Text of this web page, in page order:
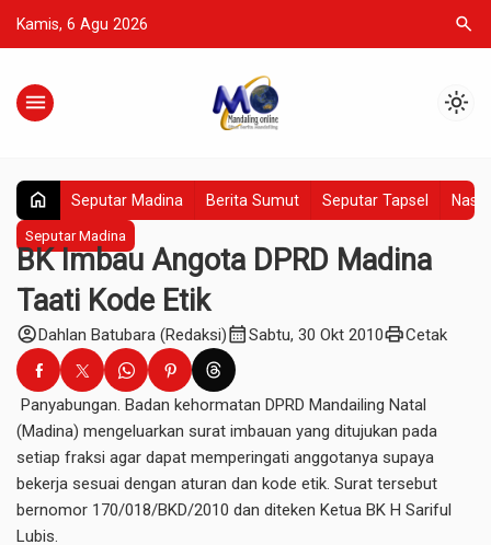
Kamis, 6 Agu 2026 search
menu light_mode
home Seputar Madina Berita Sumut Seputar Tapsel
Seputar Madina
BK Imbau Angota DPRD Madina
Taati Kode Etik
account_circleDahlan Batubara (Redaksi)calendar_monthSabtu, 30 Okt 2010printCetak
Panyabungan. Badan kehormatan DPRD Mandailing Natal
(Madina) mengeluarkan surat imbauan yang ditujukan pada
setiap fraksi agar dapat memperingati anggotanya supaya
bekerja sesuai dengan aturan dan kode etik. Surat tersebut
bernomor 170/018/BKD/2010 dan diteken Ketua BK H Sariful
Lubis.